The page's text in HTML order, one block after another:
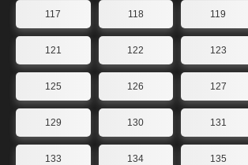
117 118 119
121 122 123
125 126 127
129 130 131
133 134 135